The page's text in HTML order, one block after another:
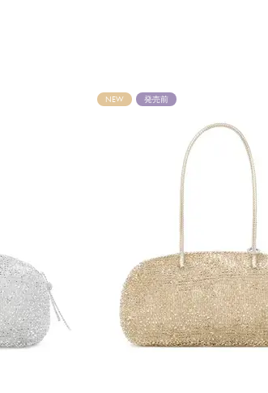
NEW 発売前